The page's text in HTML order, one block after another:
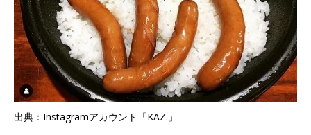
出典：Instagramアカウント「KAZ.」